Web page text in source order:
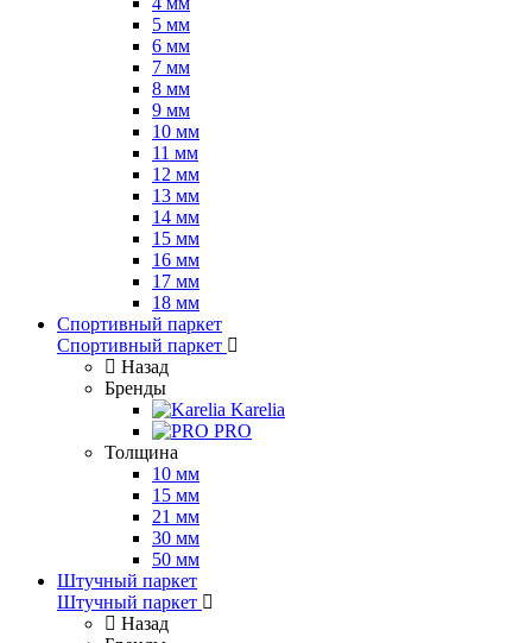
5 мм
6 мм
7 мм
8 мм
9 мм
10 мм
11 мм
12 мм
13 мм
14 мм
15 мм
16 мм
17 мм
18 мм
Спортивный паркет
Спортивный паркет
Назад
Бренды
Karelia
PRO
Толщина
10 мм
15 мм
21 мм
30 мм
50 мм
Штучный паркет
Штучный паркет
Назад